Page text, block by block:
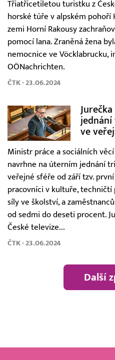
Třiatřicetiletou turistku z
horské túře v alpském pohoří
zemi Horní Rakousy
pomocí lana. Zraněná žena
nemocnice ve Vöcklabrucku,
OÖNachrichten.
ČTK - 23.06.2024
ve
Ministr práce a sociálních
navrhne na úterním jednání
veřejné sféře od září tzv.
pracovníci v kultuře, techničtí
síly ve školství, a
od sedmi do deseti procent.
České televize...
ČTK - 23.06.2024
Další